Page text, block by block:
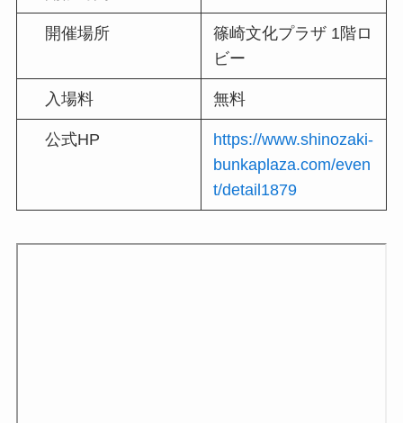
開催場所
篠崎文化プラザ 1階ロ
ビー
入場料 無料
公式HP
https://www.shinozaki-
bunkaplaza.com/even
t/detail1879